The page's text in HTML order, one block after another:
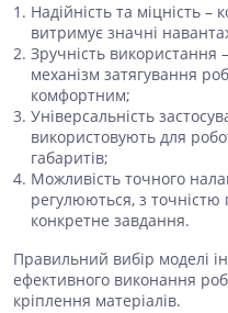
Надійність та міцність –
витримує значні
Зручність використання
механізм затягування
комфортним;
Універсальність
використовують для
габаритів;
Можливість точного
регулюються, з точністю
конкретне завдання.
Правильний вибір моделі
ефективного виконання
кріплення матеріалів.